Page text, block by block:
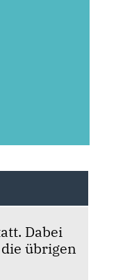
Dabei
übrigen